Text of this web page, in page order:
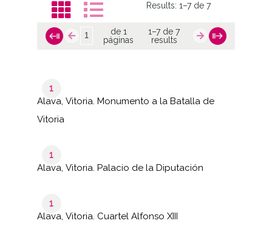
Results: 1–7 de 7
de 1
páginas
1–7 de 7
results
1
Alava, Vitoria. Monumento a la Batalla de
Vitoria
1
Alava, Vitoria. Palacio de la Diputación
1
Alava, Vitoria. Cuartel Alfonso XIII